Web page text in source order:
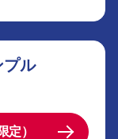
プル
定）